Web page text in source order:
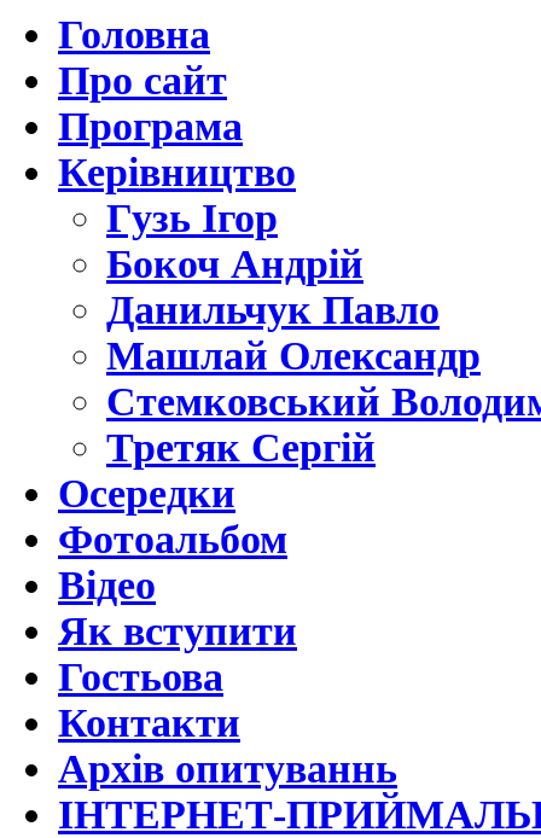
Головна
Про сайт
Програма
Керівництво
Гузь Ігор
Бокоч Андрій
Данильчук Павло
Машлай Олександр
Стемковський
Третяк Сергій
Осередки
Фотоальбом
Відео
Як вступити
Гостьова
Контакти
Архів опитуваннь
ІНТЕРНЕТ-